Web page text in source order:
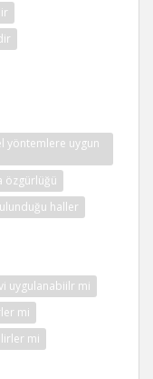
yöntemlere uygun
özgürlüğü
haller
uygulanabiilr mi
mi
mi